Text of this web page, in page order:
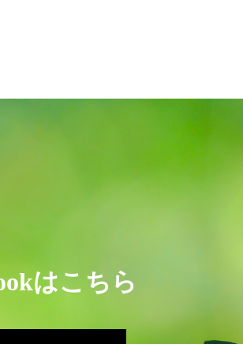
はこちら